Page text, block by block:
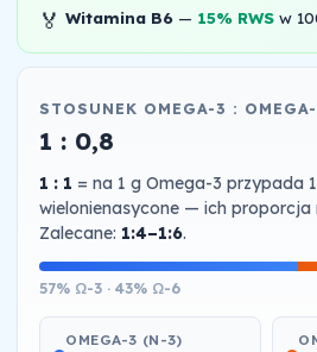
🏅 Witamina B6— 15% RWSw
STOSUNEK OMEGA-3 :
1 : 0,8
1 : 1 = na 1 g Omega-3 przypada
wielonienasycone — ich proporcja
Zalecane: 1:4–1:6.
57% Ω-3 · 43% Ω-6
OMEGA-3 (N-3)